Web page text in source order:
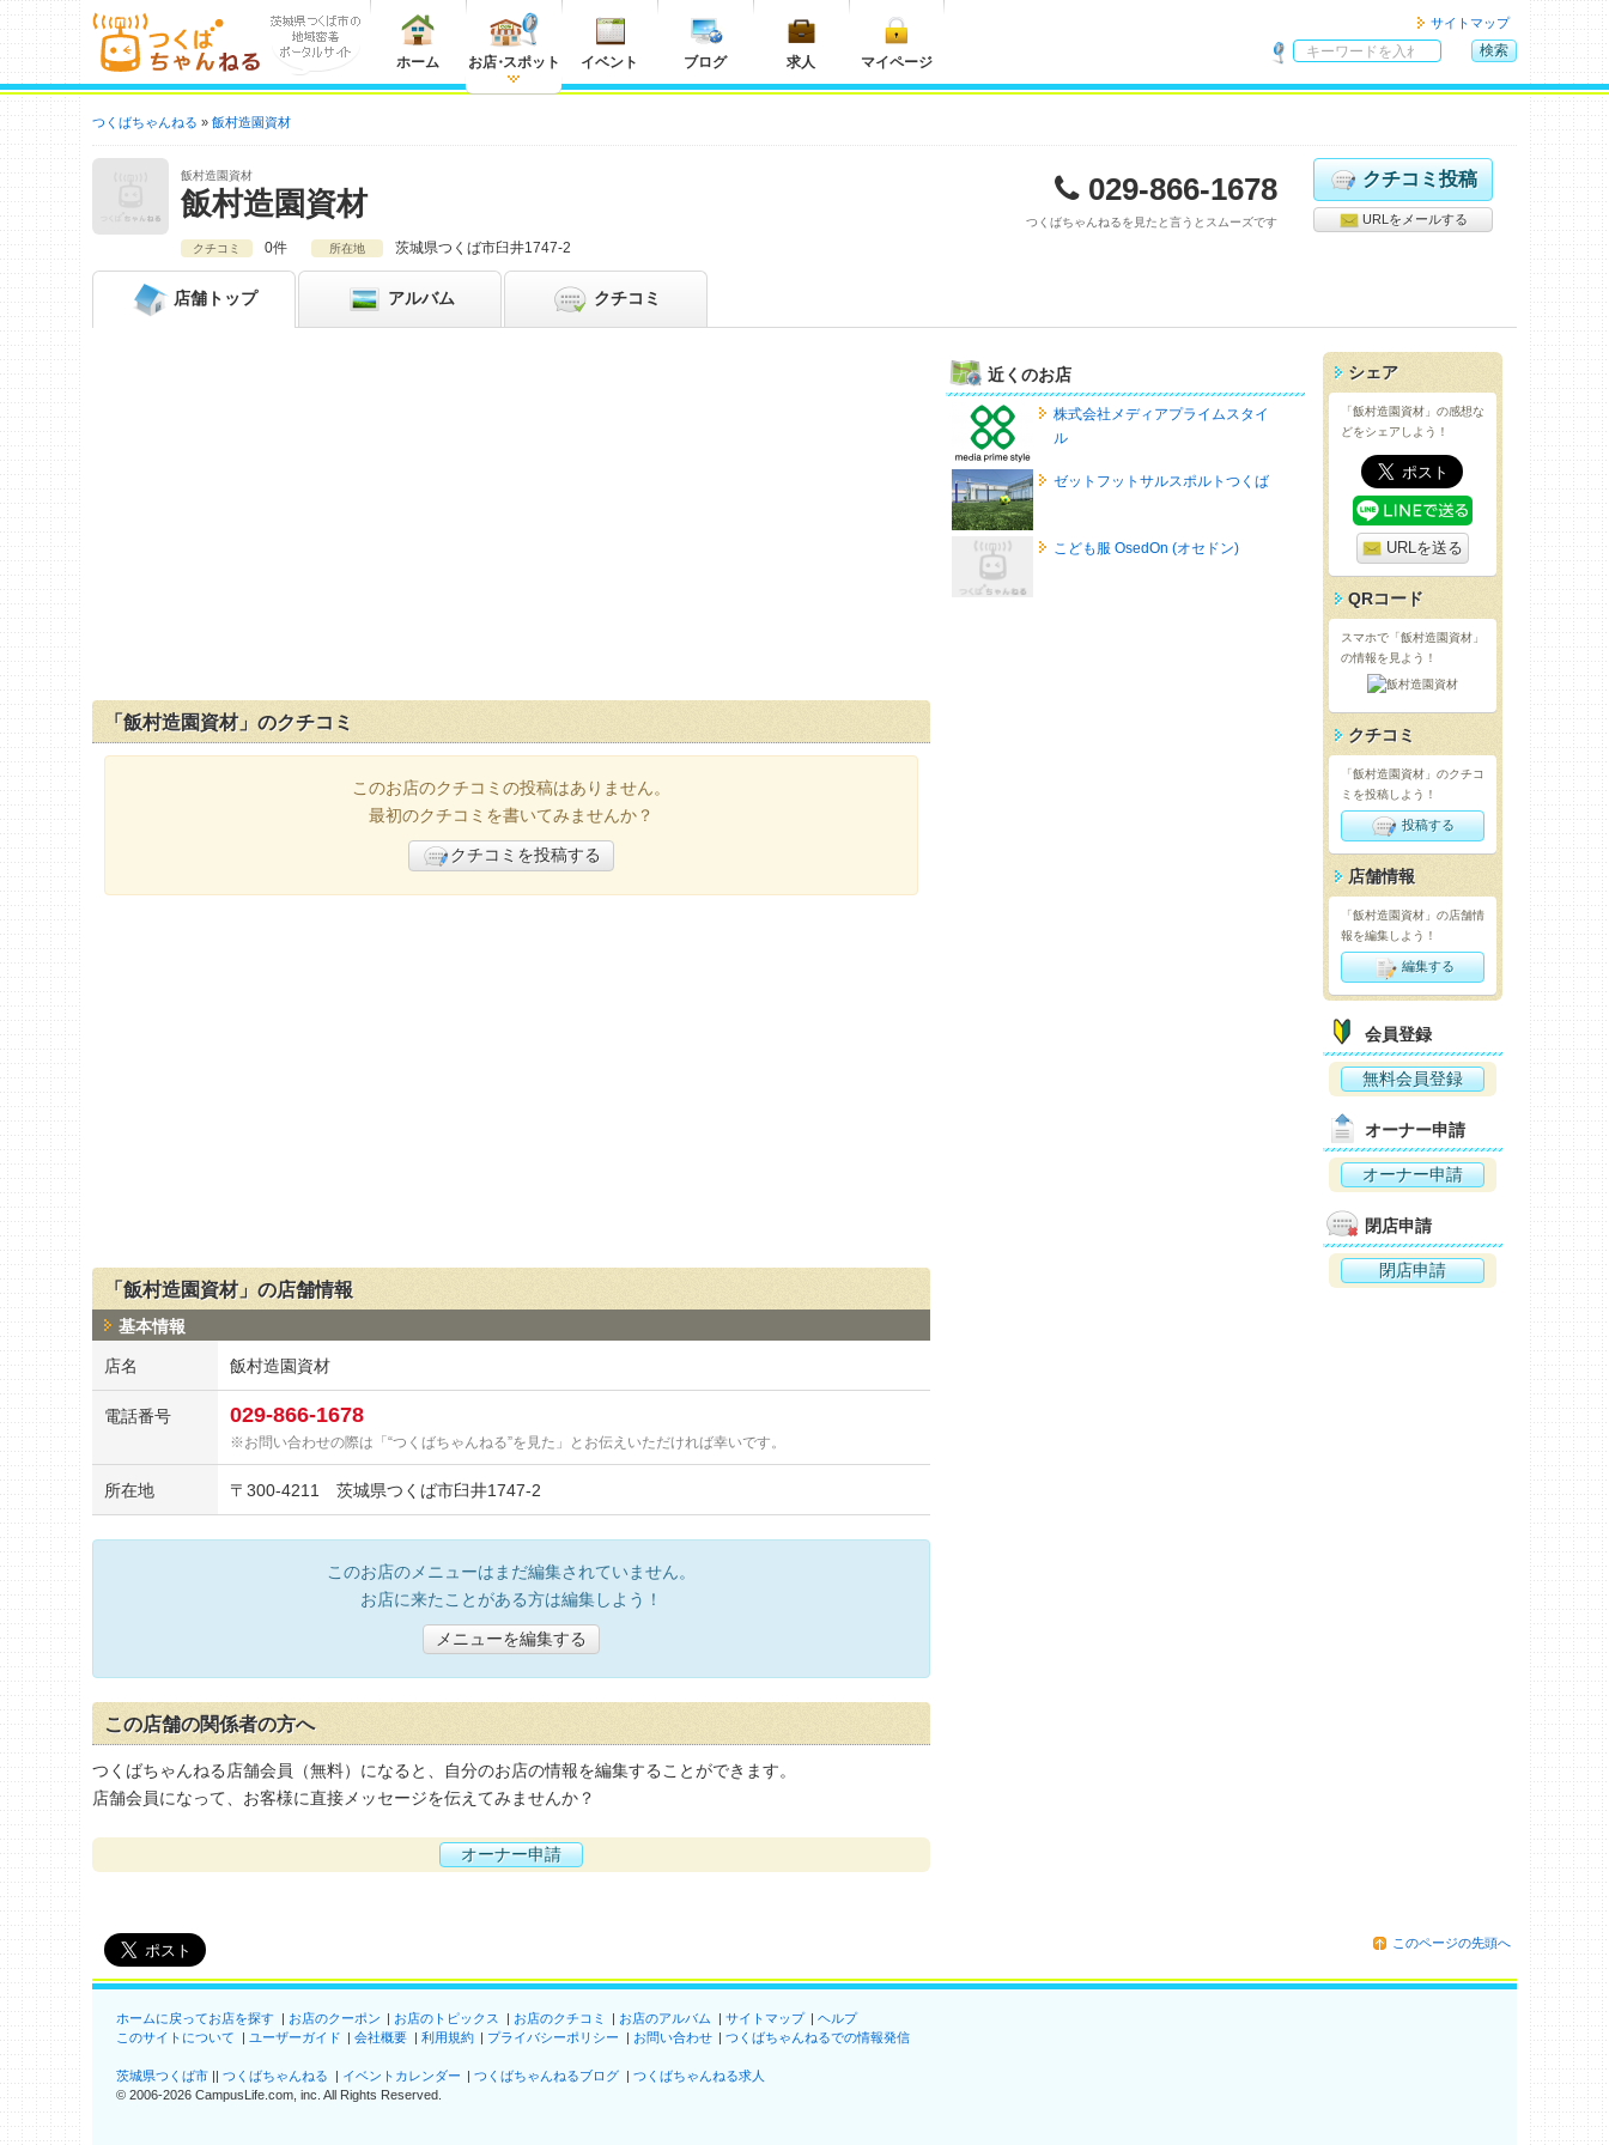
ホーム お店・スポット イベント ブログ 求人 マイページ
サイトマップ
内
索
検索
つくばちゃんねる 飯村造園資材
飯村造園資材
飯村造園資材 029-866-1678
つくばちゃんねるを見たと言うとスムーズです
クチコミ投稿
URLをメールする
クチコミ 0件 所在地 茨城県つくば市臼井1747-2
店舗 トップ アルバム クチコミ
「飯村造園資材」のクチコミ
このお店のクチコミの投稿はありません。
最初のクチコミを書いてみませんか？
クチコミを投稿する
「飯村造園資材」の店舗情報
基本情報
店名 飯村造園資材
電話番号 029-866-1678
お問い合わせの際は「“つくばちゃんねる”を見た」とお伝えいただければ幸いです。
所在地 〒 300-4211 茨城県つくば市臼井1747-2
このお店のメニューはまだ編集されていません。
お店に来たことがある方は編集しよう！
メニューを編集する
この店舗の関係者の方へ
つくばちゃんねる店舗会員（無料）になると、自分のお店の情報を編集することができます。
店舗会員になって、お客様に直接メッセージを伝えてみませんか？
オーナー申請
近くのお店
株式会社メディアプライムスタイ
ル
ゼットフットサルスポルトつくば
こども服 OsedOn (オセドン)
シェア
「飯村造園資材」の感想な
どをシェアしよう！
URLを送る
QRコード
スマホで「飯村造園資材」
の情報を見よう！
クチコミ
「飯村造園資材」のクチコ
ミを投稿しよう！
投稿する
店舗情報
「飯村造園資材」の店舗情
報を編集しよう！
編集する
会員登録
無料会員登録
オーナー申請
オーナー申請
閉店申請
閉店申請
このページの先頭へ
ホームに戻ってお店を探す お店のクーポン お店のトピックス お店のクチコミ お店のアルバム サイトマップ
ヘルプ
このサイトについて
ユーザーガイド 会社概要 利用規約 プライバシーポリシー お問い合わせ つくばちゃんねるでの情報発信
茨城県つくば市 つくばちゃんねる イベントカレンダー つくばちゃんねるブログ
つくばちゃんねる求人
© 2006-2026 CampusLife.com, inc. All Rights Reserved